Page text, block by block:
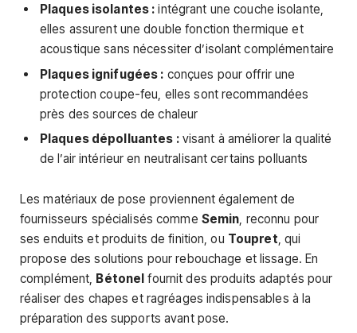
Plaques isolantes : intégrant une couche isolante,
elles assurent une double fonction thermique et
acoustique sans nécessiter d’isolant complémentaire
Plaques ignifugées : conçues pour offrir une
protection coupe-feu, elles sont recommandées
près des sources de chaleur
Plaques dépolluantes :visant à améliorer la qualité
de l’air intérieur en neutralisant certains polluants
Les matériaux de pose proviennent également de
fournisseurs spécialisés comme Semin , reconnu pour
ses enduits et produits de finition, ou Toupret , qui
propose des solutions pour rebouchage et lissage. En
complément, Bétonel fournit des produits adaptés pour
réaliser des chapes et ragréages indispensables à la
préparation des supports avant pose.